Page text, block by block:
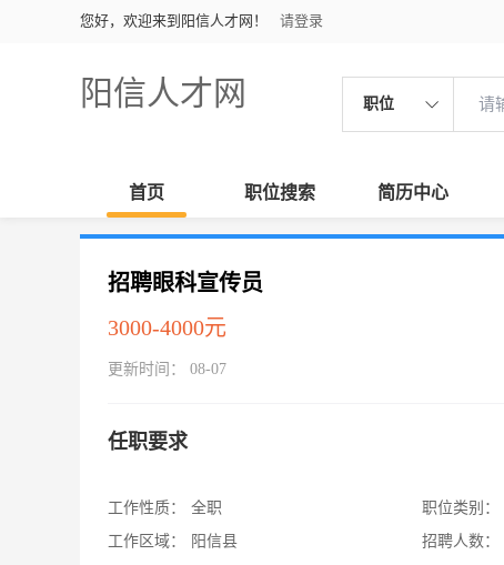
您好，欢迎来到阳信人才网！ 请登录
阳信人才网 职位
首页 职位搜索 简历中心
招聘眼科宣传员
3000-4000元
更新时间： 08-07
任职要求
工作性质：
全职
工作区域：
阳信县
职位类别：
招聘人数：